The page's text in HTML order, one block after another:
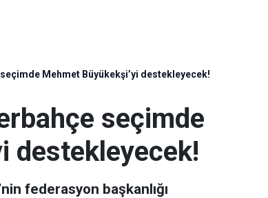
Mehmet Büyükekşi’yi destekleyecek!
seçimde
destekleyecek!
federasyon başkanlığı